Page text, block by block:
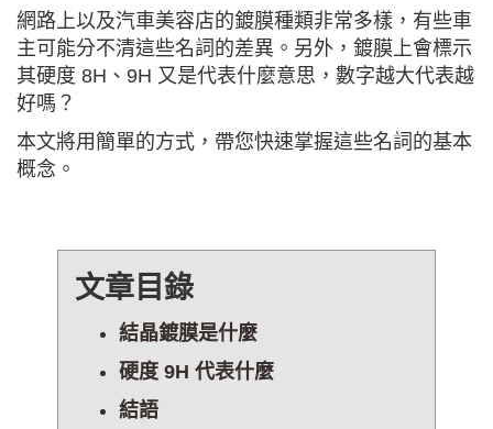
網路上以及汽車美容店的鍍膜種類非常多樣，有些車
主可能分不清這些名詞的差異。另外，鍍膜上會標示
其硬度 8H、9H 又是代表什麼意思，數字越大代表越
好嗎？
本文將用簡單的方式，帶您快速掌握這些名詞的基本
概念。
文章目錄
結晶鍍膜是什麼
硬度 9H 代表什麼
結語